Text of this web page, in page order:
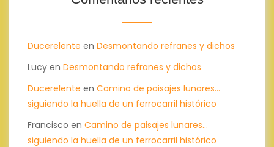
Ducerelente en Desmontando refranes y dichos
Lucy en Desmontando refranes y dichos
Ducerelente en Camino de paisajes lunares…
siguiendo la huella de un ferrocarril histórico
Francisco en Camino de paisajes lunares…
siguiendo la huella de un ferrocarril histórico